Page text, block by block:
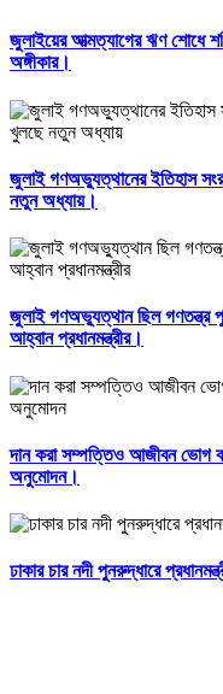
জুলাইয়ের আত্মত্যাগের ঋণ শোধে
অঙ্গীকার।
জুলাই গণঅভ্যুত্থানের ইতিহাস
নতুন অধ্যায়।
জুলাই গণঅভ্যুত্থান ছিল গণতন্ত্র
আহ্বান প্রধানমন্ত্রীর।
দান করা সম্পত্তিও আজীবন ভোগ
অনুমোদন।
ঢাকার চার নদী পুনরুদ্ধারে